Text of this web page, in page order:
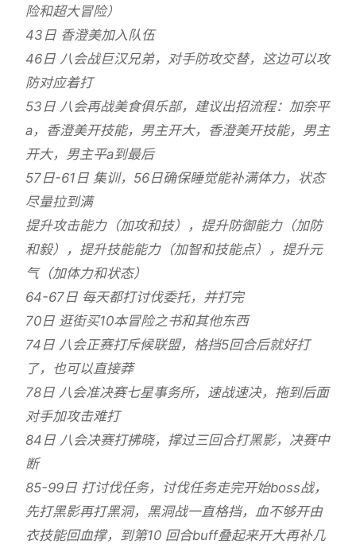
险和超大冒险）
43日 香澄美加入队伍
46日 八会战巨汉兄弟，对手防攻交替，这边可以攻
防对应着打
53日 八会再战美食俱乐部，建议出招流程：加奈平
a，香澄美开技能，男主开大，香澄美开技能，男主
开大，男主平a到最后
57日-61日 集训，56日确保睡觉能补满体力，状态
尽量拉到满
提升攻击能力（加攻和技），提升防御能力（加防
和毅），提升技能能力（加智和技能点），提升元
气（加体力和状态）
64-67日 每天都打讨伐委托，并打完
70日 逛街买10本冒险之书和其他东西
74日 八会正赛打斥候联盟，格挡5回合后就好打
了，也可以直接莽
78日 八会准决赛七星事务所，速战速决，拖到后面
对手加攻击难打
84日 八会决赛打拂晓，撑过三回合打黑影，决赛中
断
85-99日 打讨伐任务，讨伐任务走完开始boss战，
先打黑影再打黑洞，黑洞战一直格挡，血不够开由
衣技能回血撑，到第10 回合buff叠起来开大再补几